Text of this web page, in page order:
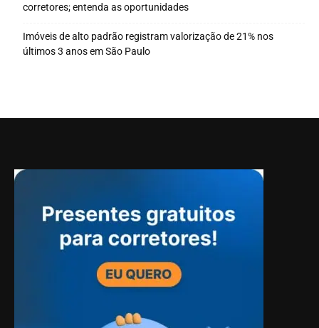
corretores; entenda as oportunidades
Imóveis de alto padrão registram valorização de 21% nos
últimos 3 anos em São Paulo